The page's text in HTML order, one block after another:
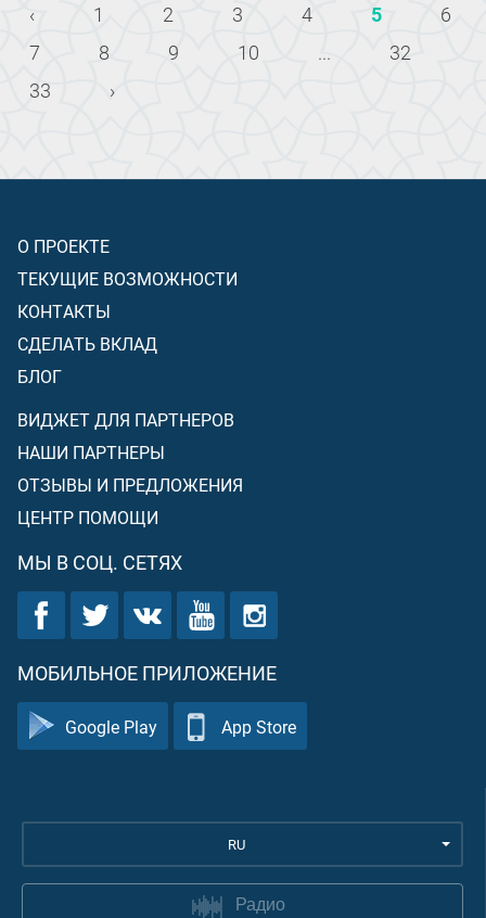
‹ 1 2 3 4 5
6
7
8 9 10 ...
32
33
›
О ПРОЕКТЕ
ТЕКУЩИЕ ВОЗМОЖНОСТИ
КОНТАКТЫ
СДЕЛАТЬ ВКЛАД
БЛОГ
ВИДЖЕТ ДЛЯ ПАРТНЕРОВ
НАШИ ПАРТНЕРЫ
ОТЗЫВЫ И ПРЕДЛОЖЕНИЯ
ЦЕНТР ПОМОЩИ
МЫ В СОЦ. СЕТЯХ
МОБИЛЬНОЕ ПРИЛОЖЕНИЕ
Google Play App Store
RU
Радио